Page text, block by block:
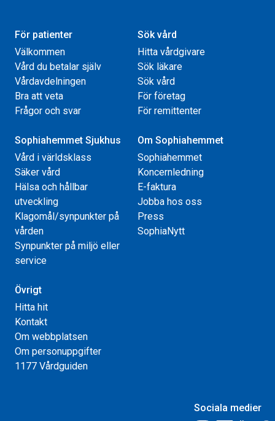
För patienter
Välkommen
Vård du betalar själv
Vårdavdelningen
Bra att veta
Frågor och svar
Sök vård
Hitta vårdgivare
Sök läkare
Sök vård
För företag
För remittenter
Sophiahemmet Sjukhus
Vård i världsklass
Säker vård
Hälsa och hållbar
utveckling
Klagomål/synpunkter på
vården
Synpunkter på miljö eller
service
Om Sophiahemmet
Sophiahemmet
Koncernledning
E-faktura
Jobba hos oss
Press
SophiaNytt
Övrigt
Hitta hit
Kontakt
Om webbplatsen
Om personuppgifter
1177 Vårdguiden
Sociala medier